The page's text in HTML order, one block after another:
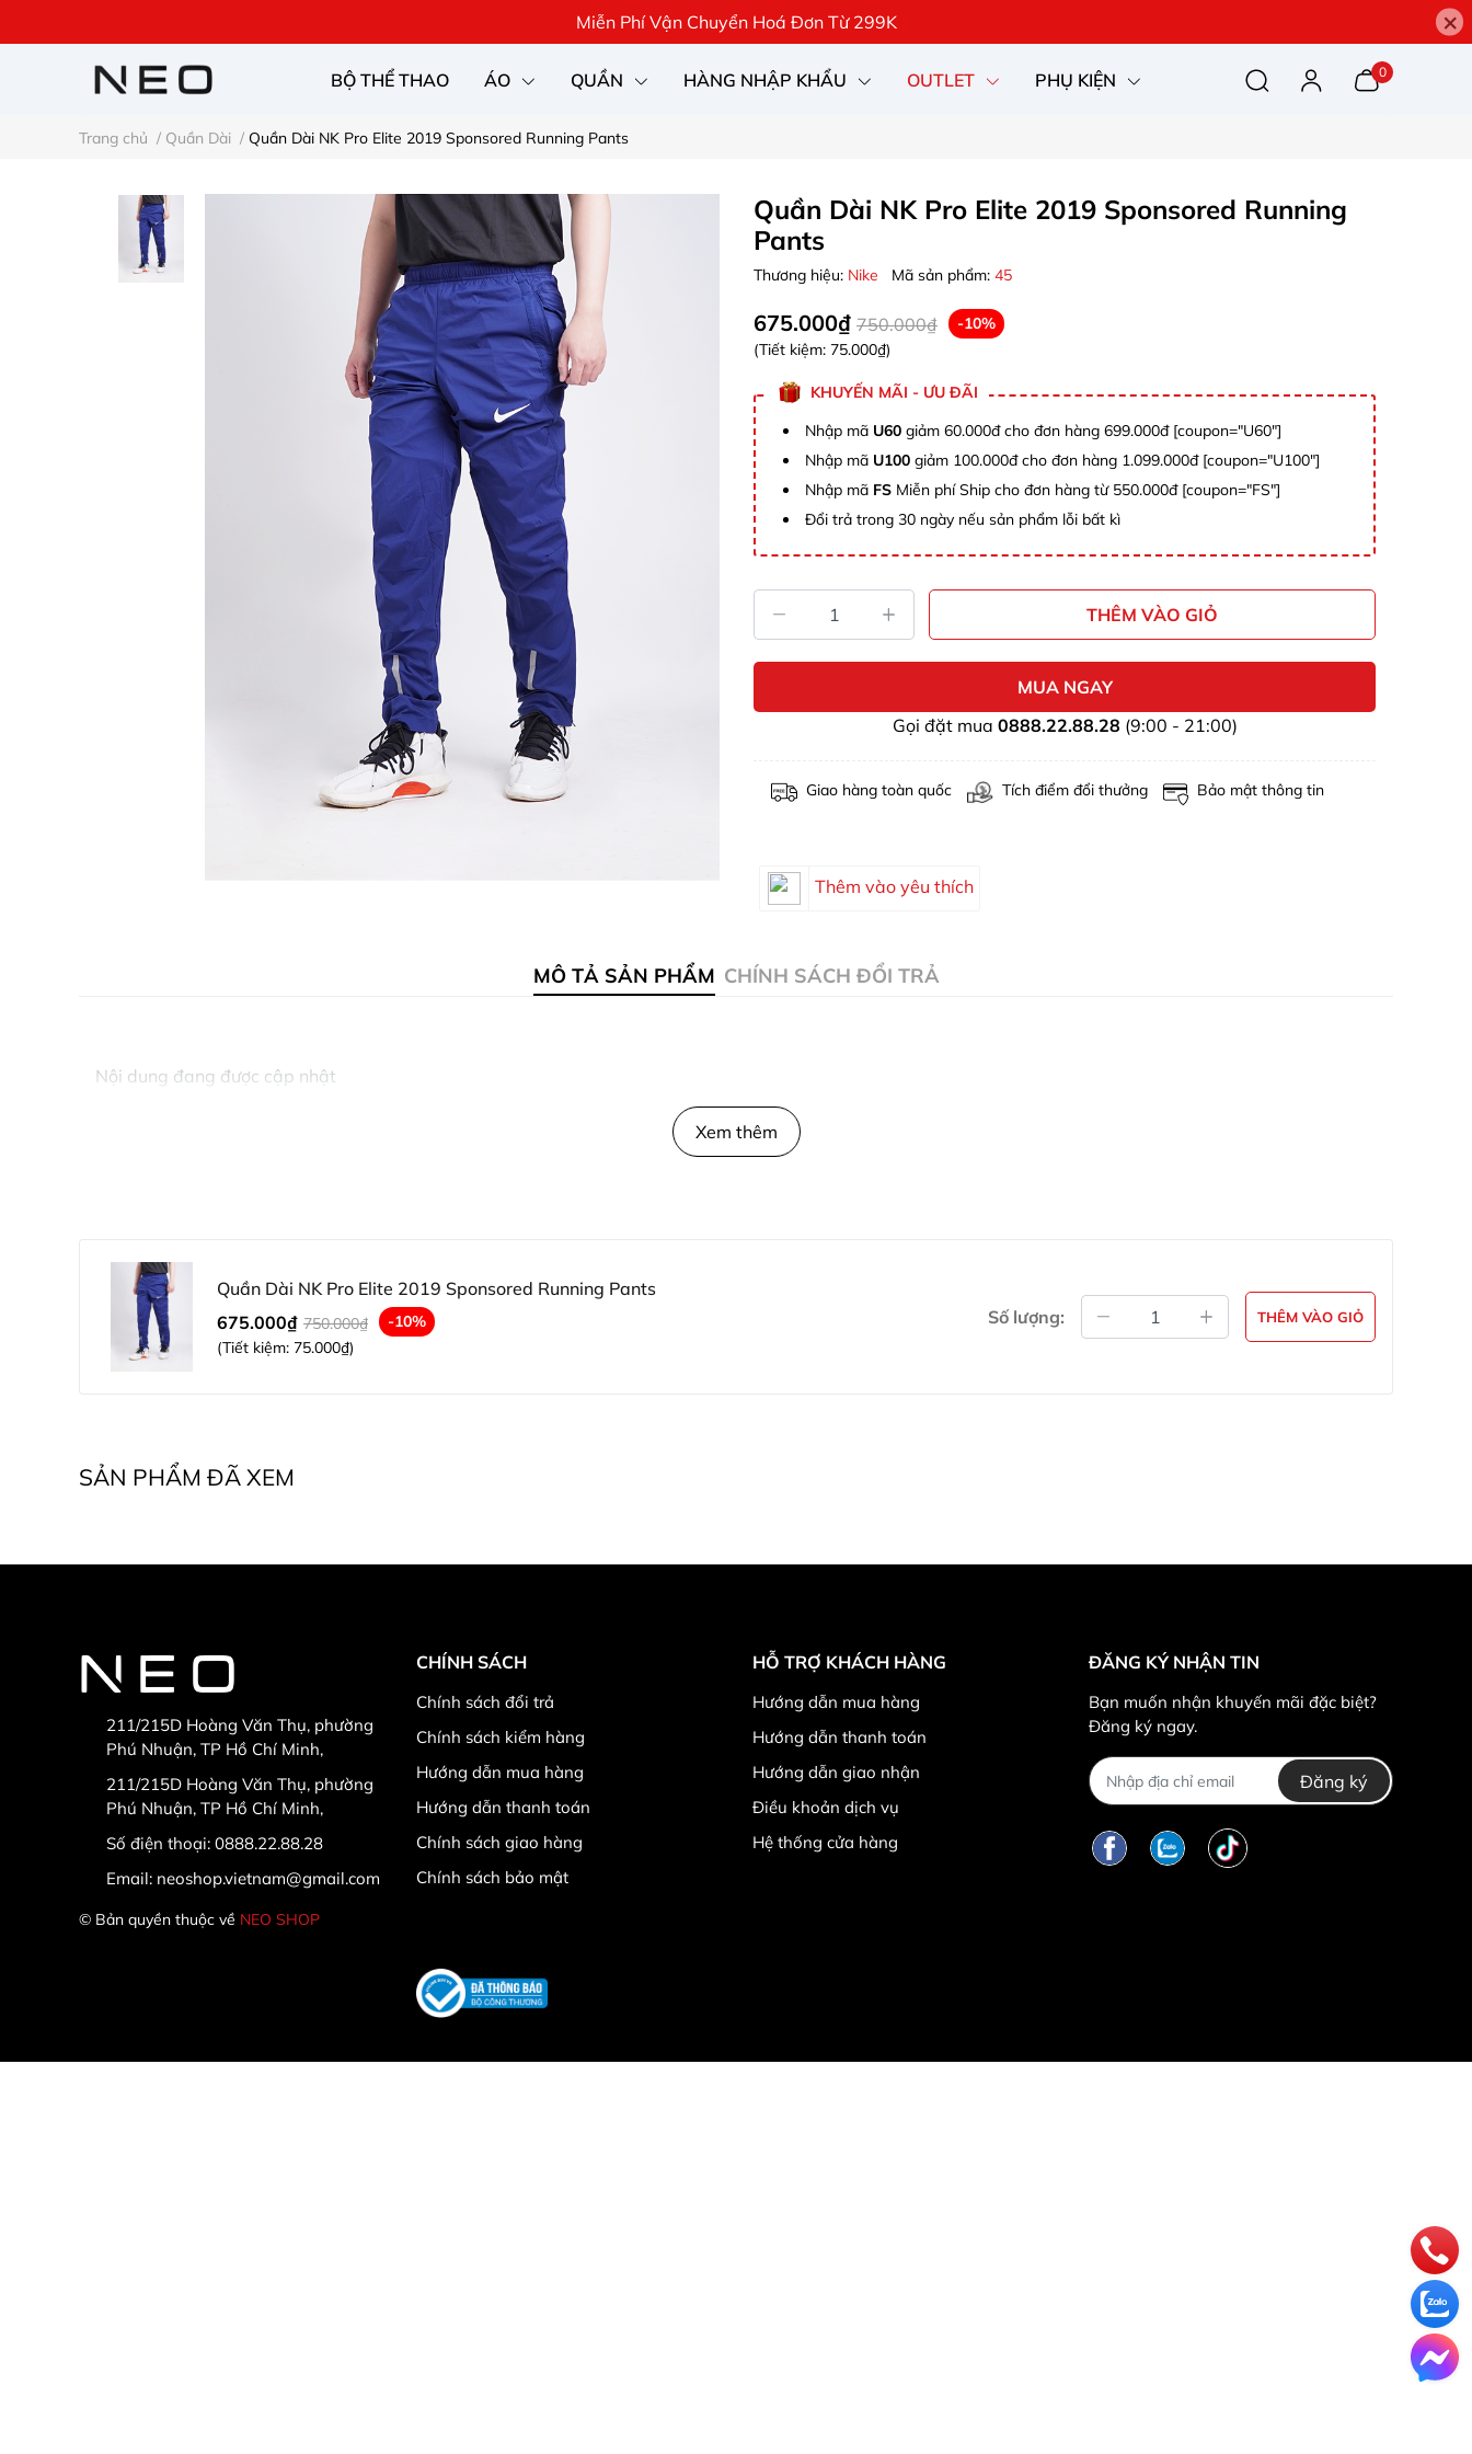
Miễn Phí Vận Chuyển Hoá Đơn Từ 299K ×
BỘ THỂ THAO ÁO QUẦN HÀNG NHẬP KHẨU OUTLET PHỤ KIỆN 0
Trang chủ / Quần Dài / Quần Dài NK Pro Elite 2019 Sponsored Running Pants
Quần Dài NK Pro Elite 2019 Sponsored Running
Pants
Thương hiệu: Nike Mã sản phẩm: 45
675.000₫ 750.000₫
-10%
(Tiết kiệm: 75.000₫)
KHUYẾN MÃI - ƯU ĐÃI
Nhập mã U60 giảm 60.000đ cho đơn hàng 699.000đ [coupon="U60"]
Nhập mã U100 giảm 100.000đ cho đơn hàng 1.099.000đ [coupon="U100"]
Nhập mã FS Miễn phí Ship cho đơn hàng từ 550.000đ [coupon="FS"]
Đổi trả trong 30 ngày nếu sản phẩm lỗi bất kì
THÊM VÀO GIỎ
MUA NGAY
Gọi đặt mua 0888.22.88.28 (9:00 - 21:00)
Giao hàng toàn quốc Tích điểm đổi thưởng Bảo mật thông tin
Thêm vào yêu thích
MÔ TẢ SẢN PHẨM CHÍNH SÁCH ĐỔI TRẢ
Nội dung đang được cập nhật
Xem thêm
Quần Dài NK Pro Elite 2019 Sponsored Running Pants
675.000₫ 750.000₫
-10%
(Tiết kiệm: 75.000₫)
Số lượng: THÊM VÀO GIỎ
SẢN PHẨM ĐÃ XEM
211/215D Hoàng Văn Thụ, phường
Phú Nhuận, TP Hồ Chí Minh,
211/215D Hoàng Văn Thụ, phường
Phú Nhuận, TP Hồ Chí Minh,
Số điện thoại: 0888.22.88.28
Email: neoshop.vietnam@gmail.com
© Bản quyền thuộc về NEO SHOP
CHÍNH SÁCH
Chính sách đổi trả
Chính sách kiểm hàng
Hướng dẫn mua hàng
Hướng dẫn thanh toán
Chính sách giao hàng
Chính sách bảo mật
HỖ TRỢ KHÁCH HÀNG
Hướng dẫn mua hàng
Hướng dẫn thanh toán
Hướng dẫn giao nhận
Điều khoản dịch vụ
Hệ thống cửa hàng
ĐĂNG KÝ NHẬN TIN
Bạn muốn nhận khuyến mãi đặc biệt?
Đăng ký ngay.
Đăng ký